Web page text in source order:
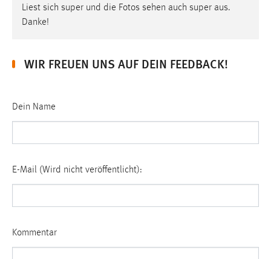
Liest sich super und die Fotos sehen auch super aus.
Danke!
WIR FREUEN UNS AUF DEIN FEEDBACK!
Dein Name
E-Mail (Wird nicht veröffentlicht):
Kommentar